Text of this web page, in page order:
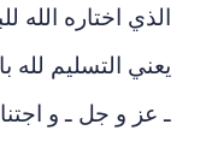
الذي اختاره الله
يعني التسليم لله
ـ عز و جل ـ و